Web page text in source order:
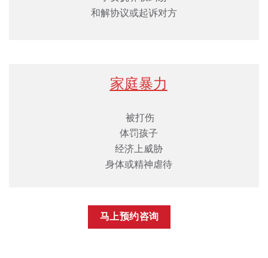
和解协议或起诉对方
家庭暴力
被打伤
体罚孩⼦
经济上威胁
⾝体或精神虐待
⻢上预约咨询